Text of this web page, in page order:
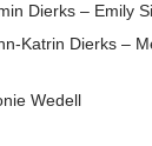
Dierks – Emily
Katrin Dierks –
Wedell